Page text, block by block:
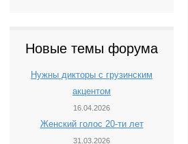
Новые темы форума
Нужны дикторы с грузинским
акцентом
16.04.2026
Женский голос 20-ти лет
31.03.2026